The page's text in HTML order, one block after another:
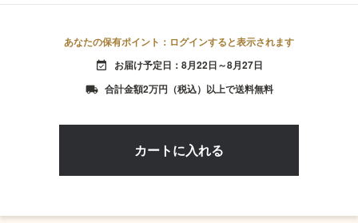
あなたの保有ポイント：ログインすると表示されます
event_available お届け予定日：8月22日～8月27日
local_shipping 合計金額2万円（税込）以上で送料無料